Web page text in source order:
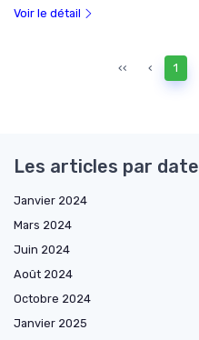
Voir le détail
‹‹ ‹ 1
Les articles par date
Janvier 2024
Mars 2024
Juin 2024
Août 2024
Octobre 2024
Janvier 2025